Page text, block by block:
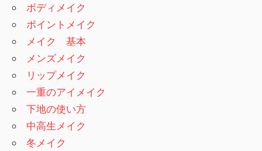
ボディメイク
ポイントメイク
メイク 基本
メンズメイク
リップメイク
一重のアイメイク
下地の使い方
中高生メイク
冬メイク